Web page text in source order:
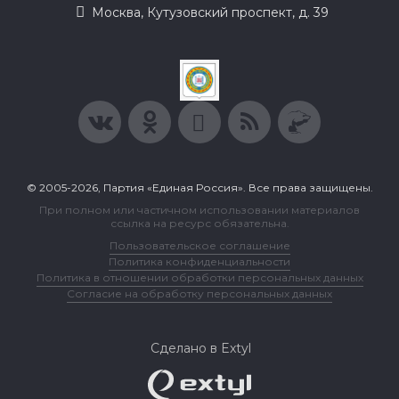
Москва, Кутузовский проспект, д. 39
© 2005-2026, Партия «Единая Россия». Все права защищены.
При полном или частичном использовании материалов
ссылка на ресурс обязательна.
Пользовательское соглашение
Политика конфиденциальности
Политика в отношении обработки персональных данных
Согласие на обработку персональных данных
Сделано в Extyl